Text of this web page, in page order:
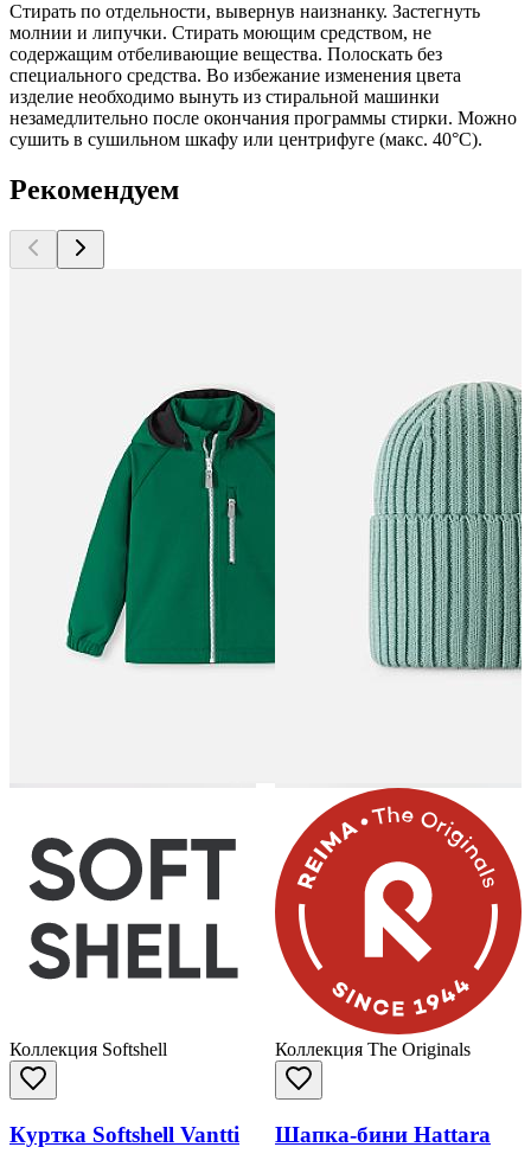
Стирать по отдельности, вывернув наизнанку. Застегнуть
молнии и липучки. Стирать моющим средством, не
содержащим отбеливающие вещества. Полоскать без
специального средства. Во избежание изменения цвета
изделие необходимо вынуть из стиральной машинки
незамедлительно после окончания программы стирки. Можно
сушить в сушильном шкафу или центрифуге (макс. 40°C).
Рекомендуем
Коллекция Softshell
Куртка Softshell Vantti
Коллекция The Originals
Шапка-бини Hattara